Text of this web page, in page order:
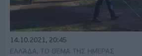
14.10.2021, 20:45
ΕΛΛΆΔΑ, ΤΟ ΘΈΜΑ ΤΗΣ ΗΜΈΡΑΣ